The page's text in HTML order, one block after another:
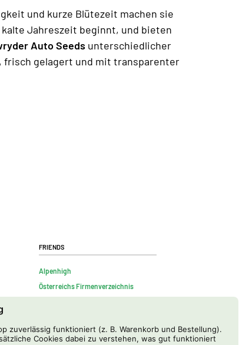
zuverlässig funktioniert (z. B. Warenkorb und Bestellung).
Cookies dabei zu verstehen, was gut funktioniert
und kurze Blütezeit machen sie
Jahreszeit beginnt, und bieten
Auto Seeds unterschiedlicher
frisch gelagert und mit transparenter
Friends
Alpenhigh
Österreichs Firmenverzeichnis